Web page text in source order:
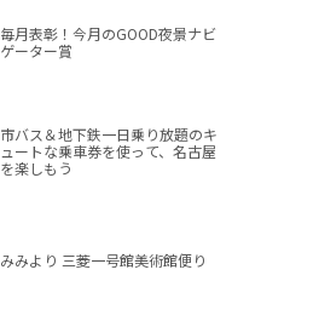
毎月表彰！今月のGOOD夜景ナビ
ゲーター賞
市バス＆地下鉄一日乗り放題のキ
ュートな乗車券を使って、名古屋
を楽しもう
みみより 三菱一号館美術館便り